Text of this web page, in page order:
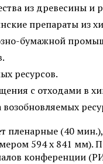
из древесины и
препараты из
бумажной
ресурсов.
с отходами в
пленарные (40
594 х 841 мм).
конференции